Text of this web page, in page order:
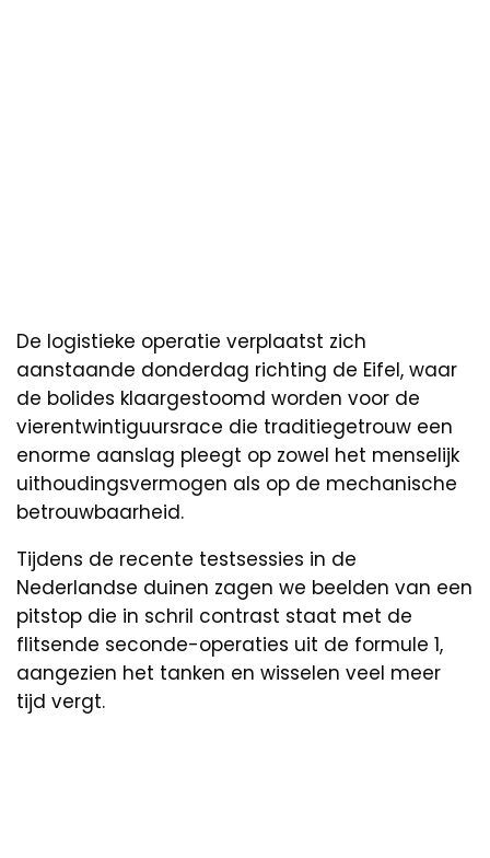
De logistieke operatie verplaatst zich
aanstaande donderdag richting de Eifel, waar
de bolides klaargestoomd worden voor de
vierentwintiguursrace die traditiegetrouw een
enorme aanslag pleegt op zowel het menselijk
uithoudingsvermogen als op de mechanische
betrouwbaarheid.
Tijdens de recente testsessies in de
Nederlandse duinen zagen we beelden van een
pitstop die in schril contrast staat met de
flitsende seconde-operaties uit de formule 1,
aangezien het tanken en wisselen veel meer
tijd vergt.